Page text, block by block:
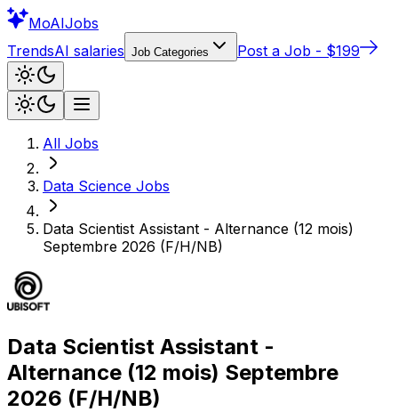
MoAIJobs
TrendsAI salaries Job Categories Post a Job - $199
All Jobs
Data Science Jobs
Data Scientist Assistant - Alternance (12 mois)
Septembre 2026 (F/H/NB)
Data Scientist Assistant -
Alternance (12 mois) Septembre
2026 (F/H/NB)